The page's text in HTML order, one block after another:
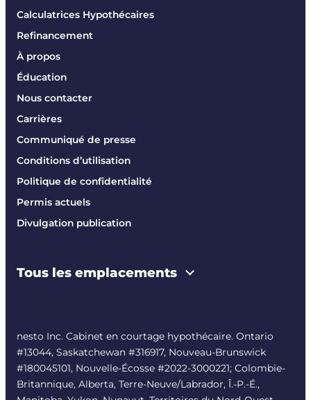
Calculatrices Hypothécaires
Refinancement
À propos
Éducation
Nous contacter
Carrières
Communiqué de presse
Conditions d’utilisation
Politique de confidentialité
Permis actuels
Divulgation publication
Tous les emplacements
nesto Inc. Cabinet en courtage hypothécaire. Ontario
#13044, Saskatchewan #316917, Nouveau-Brunswick
#180045101, Nouvelle-Écosse #2022-3000221; Colombie-
Britannique, Alberta, Terre-Neuve/Labrador, Î.-P.-É.,